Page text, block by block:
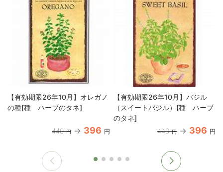
【有効期限26年10月】オレガノ
の種[種 ハーブのタネ]
440 円 396 円
【有効期限26年10月】バジル
（スイートバジル）[種 ハーブ
のタネ]
440 円 396 円